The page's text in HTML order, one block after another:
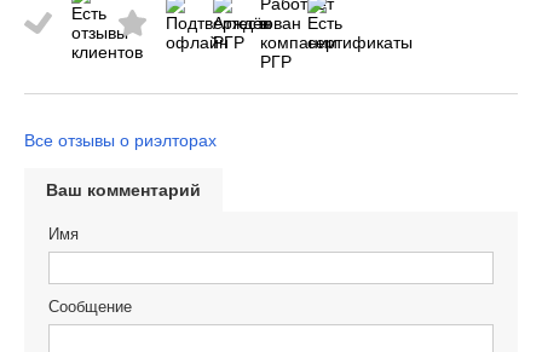
Все отзывы о риэлторах
Ваш комментарий
Имя
Сообщение